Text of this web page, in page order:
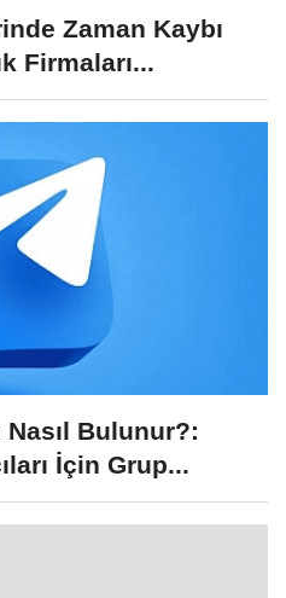
Zaman Kaybı
Firmaları...
Nasıl Bulunur?:
İçin Grup...